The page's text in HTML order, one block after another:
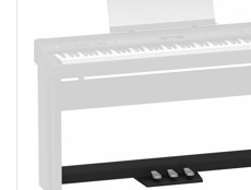
Roland KPD-
90BK 3-fach
Pedaleinheit für
FP-60 / FP-60X /
Schwarz